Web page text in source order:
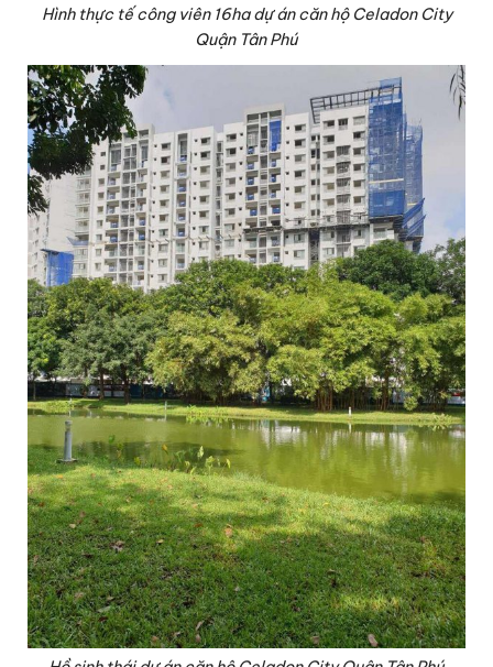
Hình thực tế công viên 16ha dự án căn hộ Celadon City
Quận Tân Phú